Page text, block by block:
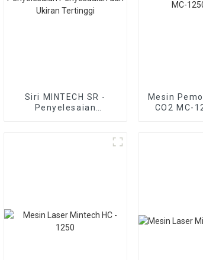
Siri MINTECH SR -
Penyelesaian
Mesin
CO2 MC-